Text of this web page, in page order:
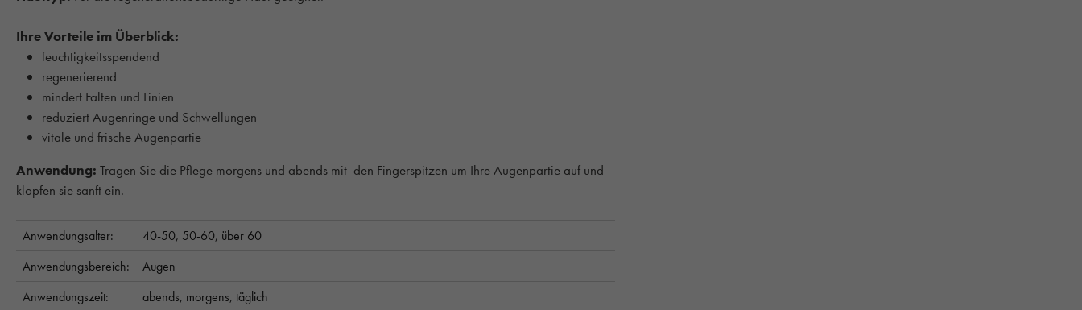
Ihre Vorteile im Überblick:
feuchtigkeitsspendend
regenerierend
mindert Falten und Linien
reduziert Augenringe und Schwellungen
vitale und frische Augenpartie
Anwendung: Tragen Sie die Pflege morgens und abends mit den Fingerspitzen um Ihre Augenpartie auf und
klopfen sie sanft ein.
Anwendungsalter: 40-50, 50-60, über 60
Anwendungsbereich:
Augen
Anwendungszeit:
abends, morgens, täglich